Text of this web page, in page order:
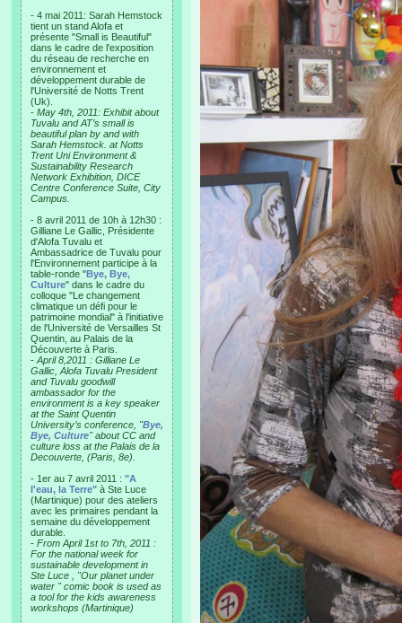
- 4 mai 2011: Sarah Hemstock
tient un stand Alofa et
présente "Small is Beautiful"
dans le cadre de l'exposition
du réseau de recherche en
environnement et
développement durable de
l'Université de Notts Trent
(Uk).
- May 4th, 2011: Exhibit about
Tuvalu and AT’s small is
beautiful plan by and with
Sarah Hemstock. at Notts
Trent Uni Environment &
Sustainability Research
Network Exhibition, DICE
Centre Conference Suite, City
Campus.
- 8 avril 2011 de 10h à 12h30 :
Gilliane Le Gallic, Présidente
d'Alofa Tuvalu et
Ambassadrice de Tuvalu pour
l'Environnement participe à la
table-ronde "Bye, Bye,
Culture" dans le cadre du
colloque "Le changement
climatique un défi pour le
patrimoine mondial" à l'initiative
de l'Université de Versailles St
Quentin, au Palais de la
Découverte à Paris.
- April 8,2011 : Gilliane Le
Gallic, Alofa Tuvalu President
and Tuvalu goodwill
ambassador for the
environment is a key speaker
at the Saint Quentin
University’s conference, "Bye,
Bye, Culture" about CC and
culture loss at the Palais de la
Decouverte, (Paris, 8e).
- 1er au 7 avril 2011 : "A
l'eau, la Terre" à Ste Luce
(Martinique) pour des ateliers
avec les primaires pendant la
semaine du développement
durable.
- From April 1st to 7th, 2011 :
For the national week for
sustainable development in
Ste Luce , "Our planet under
water " comic book is used as
a tool for the kids awareness
workshops (Martinique)